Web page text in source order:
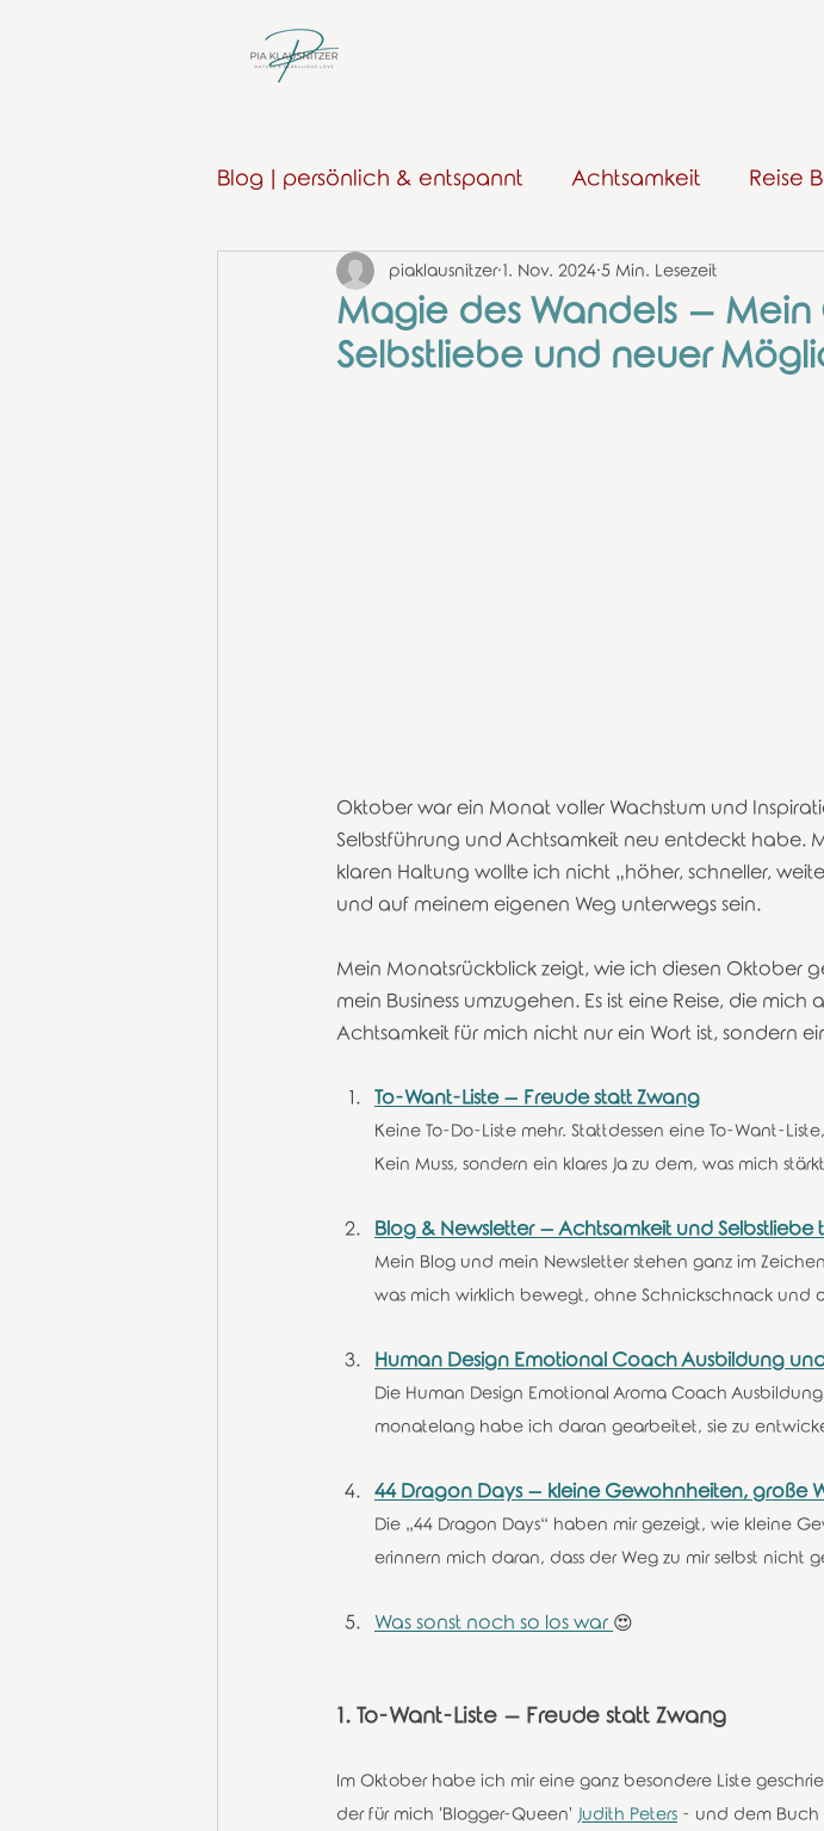
Blog | persönlich & entspannt Achtsamkeit Reise
Persönliches
Magie des Wandels – Mein
Selbstliebe und neuer
piaklausnitzer 1. Nov. 2024 5 Min. Lesezeit
Oktober war ein Monat voller Wachstum und
Selbstführung und Achtsamkeit neu entdeckt habe.
klaren Haltung wollte ich nicht „höher, schneller,
und auf meinem eigenen Weg unterwegs sein.
Mein Monatsrückblick zeigt, wie ich diesen Oktober
mein Business umzugehen. Es ist eine Reise, die
Achtsamkeit für mich nicht nur ein Wort ist, sondern
To-Want-Liste – Freude statt Zwang
Keine To-Do-Liste mehr. Stattdessen eine To-Want-
Kein Muss, sondern ein klares Ja zu dem, was mich
Blog & Newsletter – Achtsamkeit und Selbstliebe
Mein Blog und mein Newsletter stehen ganz im
was mich wirklich bewegt, ohne Schnickschnack und
Human Design Emotional Coach Ausbildung
Die Human Design Emotional Aroma Coach
monatelang habe ich daran gearbeitet, sie zu
44 Dragon Days – kleine Gewohnheiten, große
Die „44 Dragon Days“ haben mir gezeigt, wie kleine
erinnern mich daran, dass der Weg zu mir selbst nicht
Was sonst noch so los war 😍
1. To-Want-Liste – Freude statt Zwang
Im Oktober habe ich mir eine ganz besondere Liste
der für mich 'Blogger-Queen' Judith Peters - und dem Buch